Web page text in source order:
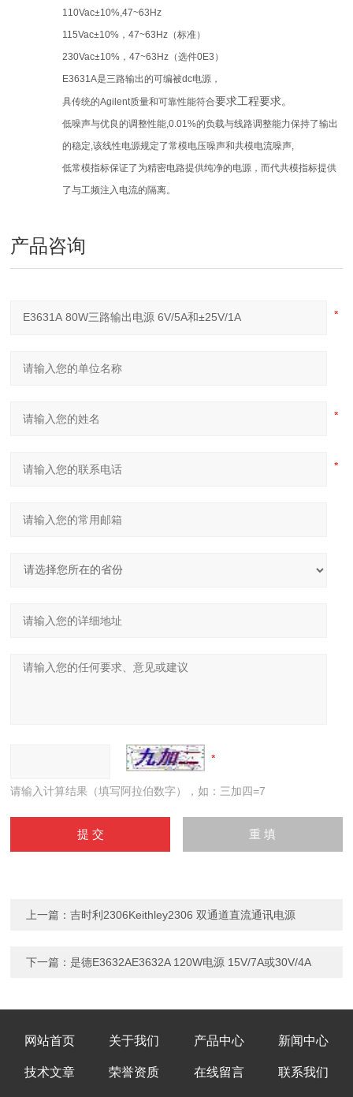
110Vac±10%,47~63Hz
115Vac±10% ，47~63Hz （标准）
230Vac±10% ，47~63Hz （选件0E3 ）
E3631A是三路输出的可编被dc电源，
具传统的Agilent质量和可靠性能符合要求工程要求。
低噪声与优良的调整性能,0.01%的负载与线路调整能力保持了输出
的稳定,该线性电源规定了常模电压噪声和共模电流噪声,
低常模指标保证了为精密电路提供纯净的电源，而代共模指标提供
了与工频注入电流的隔离。
产品咨询
请输入计算结果（填写阿拉伯数字），如：三加四=7
上一篇：吉时利2306Keithley2306 双通道直流通讯电源
下一篇：是德E3632AE3632A 120W电源 15V/7A或30V/4A
网站首页 关于我们 产品中心 新闻中心
技术文章 荣誉资质 在线留言 联系我们